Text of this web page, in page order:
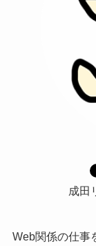
成田
Web関係の仕事